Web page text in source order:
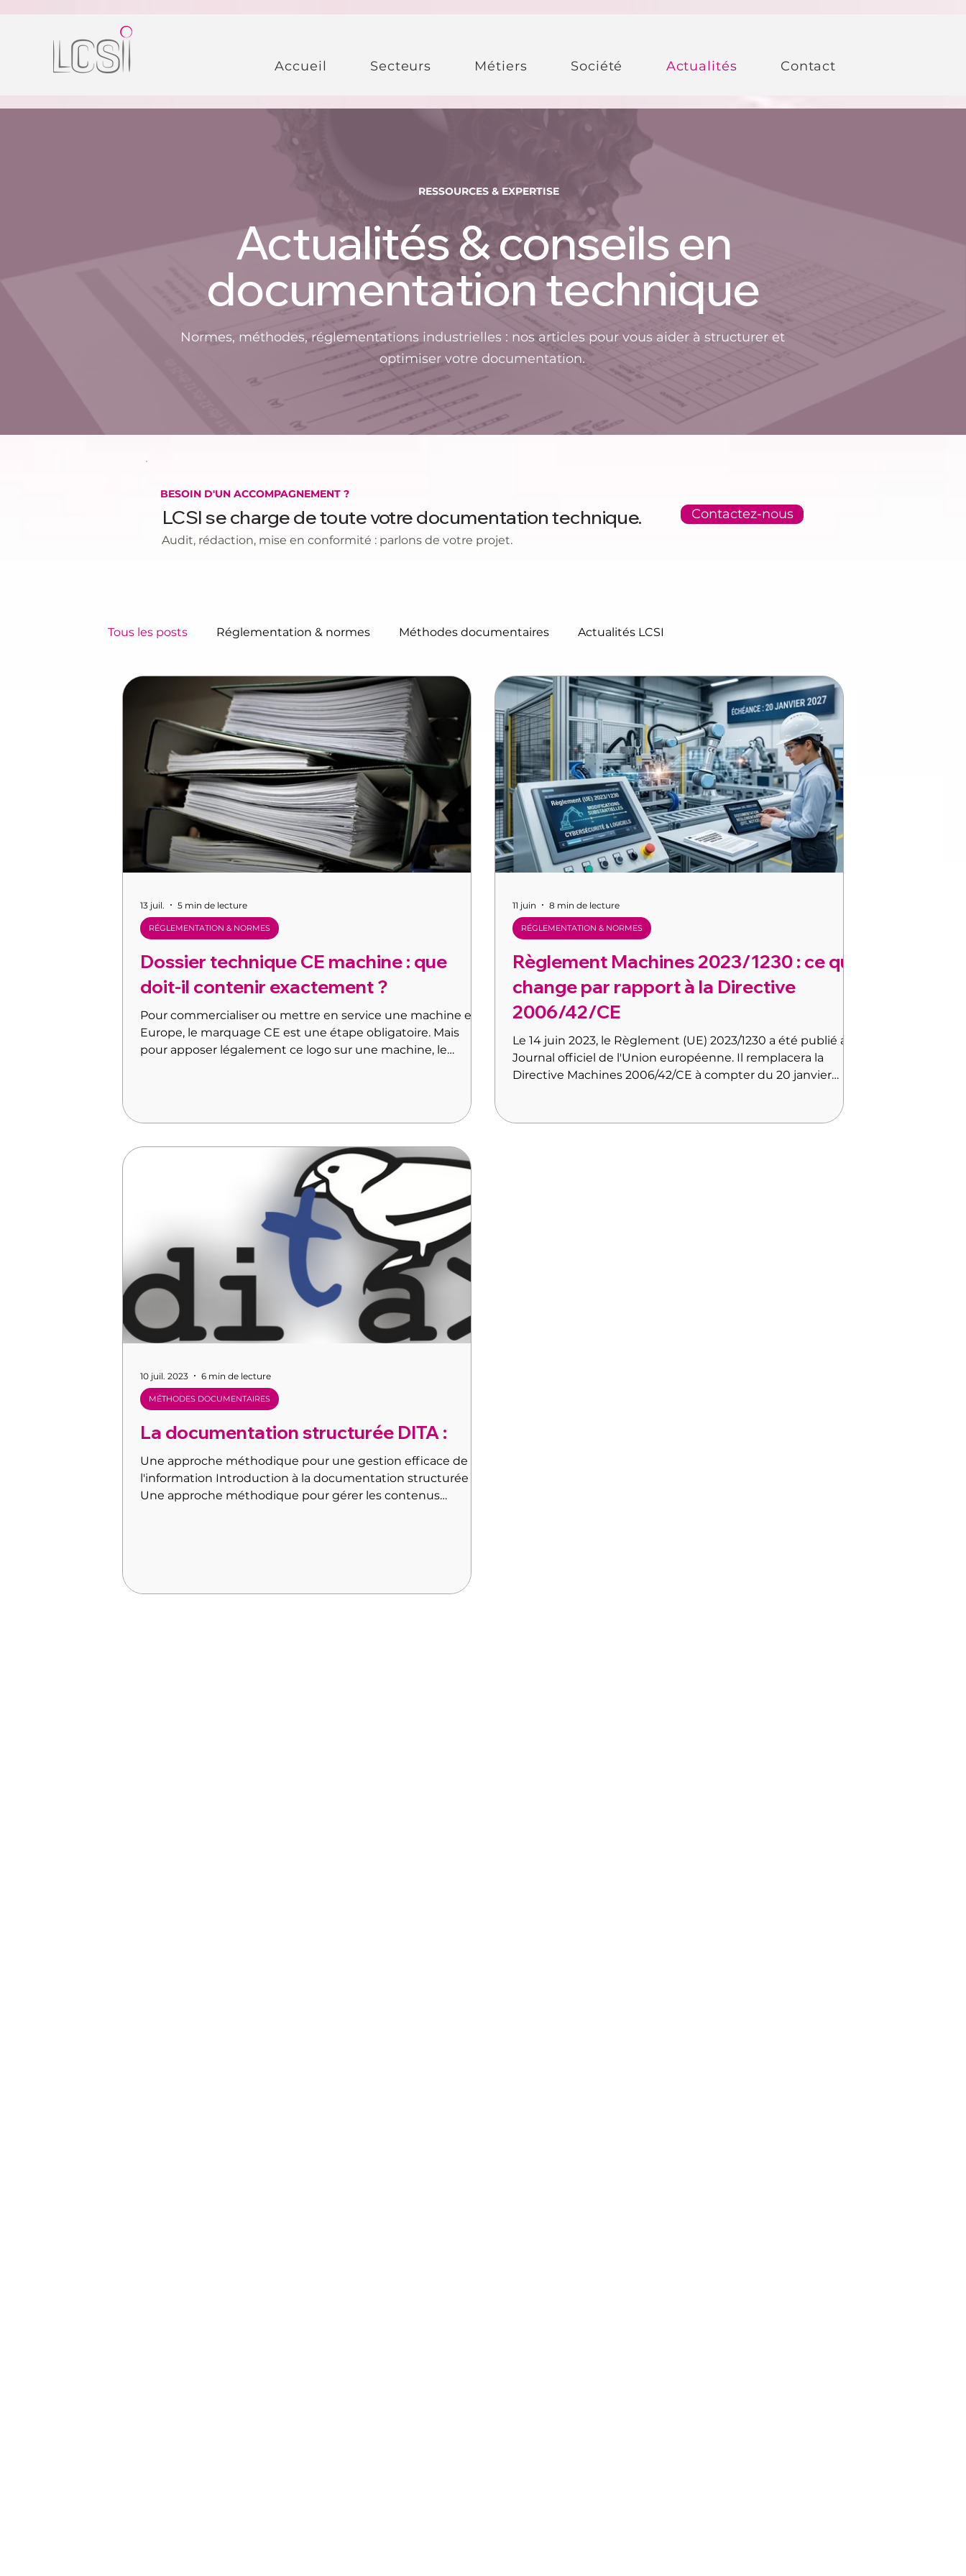
Accueil Secteurs Métiers Société Actualités Contact
RESSOURCES & EXPERTISE
Actualités & conseils en
documentation technique
Normes, méthodes, réglementations industrielles : nos articles pour vous aider à structurer et
optimiser votre documentation.
BESOIN D'UN ACCOMPAGNEMENT ?
LCSI se charge de toute votre documentation technique.
Audit, rédaction, mise en conformité : parlons de votre projet.
Contactez-nous
Tous les posts Réglementation & normes Méthodes documentaires Actualités LCSI
Dossier technique CE machine : que
doit-il contenir exactement ?
Pour commercialiser ou mettre en service une machine en
Europe, le marquage CE est une étape obligatoire. Mais
pour apposer légalement ce logo sur une machine, le
RÉGLEMENTATION & NORMES
13 juil. 5 min de lecture
Règlement Machines 2023/1230 : ce qui
change par rapport à la Directive
2006/42/CE
Le 14 juin 2023, le Règlement (UE) 2023/1230 a été publié au
Journal officiel de l'Union européenne. Il remplacera la
Directive Machines 2006/42/CE à compter du 20 janvier
une mise à jour réglementaire abstraite : elle entraîne des
changements concrets sur les obligations documentaires, le
RÉGLEMENTATION & NORMES
11 juin 8 min de lecture
La documentation structurée DITA :
Une approche méthodique pour une gestion efficace de
l'information Introduction à la documentation structurée :
Une approche méthodique pour gérer les contenus
consiste en des documents autonomes et indépendants, la
documentation structurée adopte une approche modulaire.
MÉTHODES DOCUMENTAIRES
10 juil. 2023 6 min de lecture